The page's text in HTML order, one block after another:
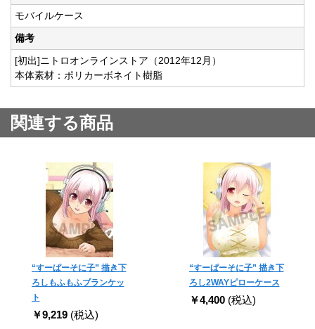
モバイルケース
備考
[初出]ニトロオンラインストア（2012年12月）
本体素材：ポリカーボネイト樹脂
関連する商品
“すーぱーそに子” 描き下
ろしもふもふブランケッ
ト
￥9,219 (税込)
“すーぱーそに子” 描き下
ろし2WAYピローケース
￥4,400 (税込)